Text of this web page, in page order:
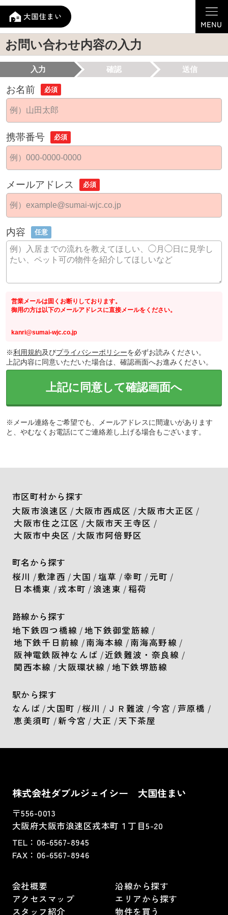
お問い合わせ内容の入力
入力 確認 送信
お名前 必須
携帯番号 必須
メールアドレス 必須
内容 任意
営業メールは固くお断りしております。
御用の方は以下のメールアドレスに直接メールをください。
kanri@sumai-wjc.co.jp
※利用規約及びプライバシーポリシーを必ずお読みください。
上記内容に同意いただいた場合は、確認画面へお進みください。
上記に同意して確認画面へ
※メール連絡をご希望でも、メールアドレスに間違いがあります
と、やむなくお電話にてご連絡差し上げる場合もございます。
市区町村から探す
大阪市浪速区 / 大阪市西成区 /大阪市大正区 /
大阪市住之江区 /大阪市天王寺区 /
大阪市中央区 /大阪市阿倍野区
町名から探す
桜川 /敷津西 / 大国 /塩草 /幸町 / 元町 /
日本橋東 /戎本町 / 浪速東 /稲荷
路線から探す
地下鉄四つ橋線 /地下鉄御堂筋線 /
地下鉄千日前線 /南海本線 /南海高野線 /
阪神電鉄阪神なんば /近鉄難波・奈良線 /
関西本線 /大阪環状線 /地下鉄堺筋線
駅から探す
なんば /大国町 /桜川 / ＪＲ難波 /今宮 / 芦原橋 /
恵美須町 /新今宮 / 大正 /天下茶屋
株式会社ダブルジェイシー 大国住まい
〒556-0013
大阪府大阪市浪速区戎本町１丁目5-20
TEL： 06-6567-8945
FAX：06-6567-8946
会社概要
アクセスマップ
スタッフ紹介
沿線から探す
エリアから探す
物件を買う